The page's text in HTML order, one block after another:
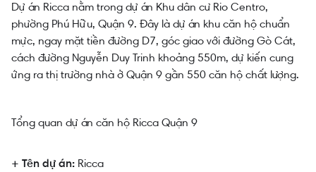
Dự án Ricca nằm trong dự án Khu dân cư Rio Centro,
phường Phú Hữu, Quận 9. Đây là dự án khu căn hộ chuẩn
mực, ngay mặt tiền đường D7, góc giao với đường Gò Cát,
cách đường Nguyễn Duy Trinh khoảng 550m, dự kiến cung
ứng ra thị trường nhà ở Quận 9 gần 550 căn hộ chất lượng.
Tổng quan dự án căn hộ Ricca Quận 9
+ Tên dự án: Ricca